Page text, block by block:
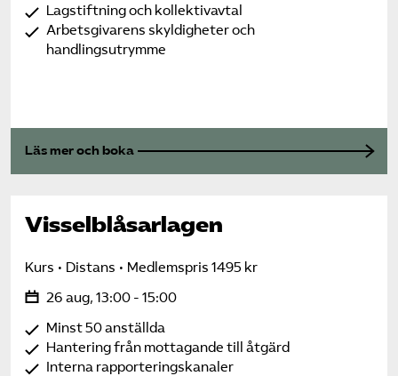
Lagstiftning och kollektivavtal
Arbetsgivarens skyldigheter och
handlingsutrymme
Läs mer och boka
Visselblåsarlagen
Kurs Distans
Medlemspris 1495 kr
26 aug, 13:00 - 15:00
Minst 50 anställda
Hantering från mottagande till åtgärd
Interna rapporteringskanaler